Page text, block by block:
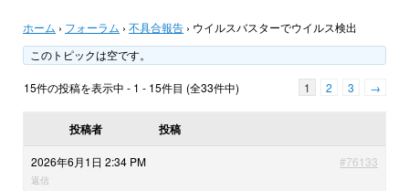
ホーム › フォーラム › 不具合報告 › ウイルスバスターでウイルス検出
このトピックは空です。
15件の投稿を表示中 - 1 - 15件目 (全33件中) 1 2 3 →
投稿者 投稿
2026年6月1日 2:34 PM #76133
返信